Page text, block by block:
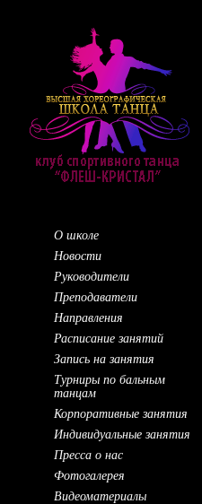
О школе
Новости
Руководители
Преподаватели
Направления
Расписание занятий
Запись на занятия
Турниры по бальным
танцам
Корпоративные занятия
Индивидуальные занятия
Пресса о нас
Фотогалерея
Видеоматериалы